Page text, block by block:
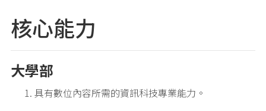
核心能力
大學部
具有數位內容所需的資訊科技專業能力。